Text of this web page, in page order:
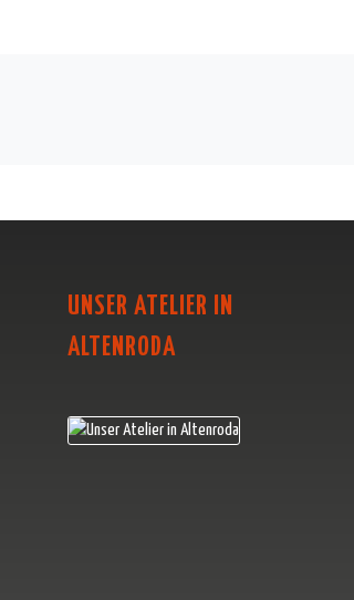
UNSER ATELIER IN
ALTENRODA